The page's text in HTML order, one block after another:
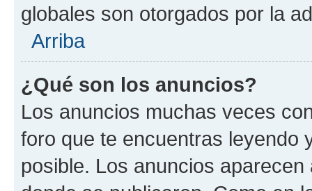
globales son otorgados por la
Arriba
¿Qué son los anuncios?
Los anuncios muchas veces
foro que te encuentras leyendo
posible. Los anuncios